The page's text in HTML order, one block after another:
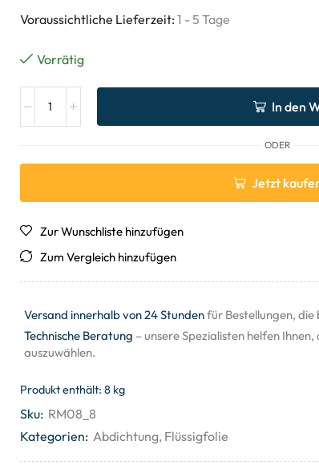
Voraussichtliche Lieferzeit: 1 - 5 Tage
Vorrätig
In den
ODER
Jetzt
Zur Wunschliste hinzufügen
Zum Vergleich hinzufügen
Versand innerhalb von 24 Stundenfür Bestellungen, die
Technische Beratung – unsere Spezialisten helfen
auszuwählen.
Produkt enthält: 8 kg
Sku: RM08_8
Kategorien: Abdichtung, Flüssigfolie